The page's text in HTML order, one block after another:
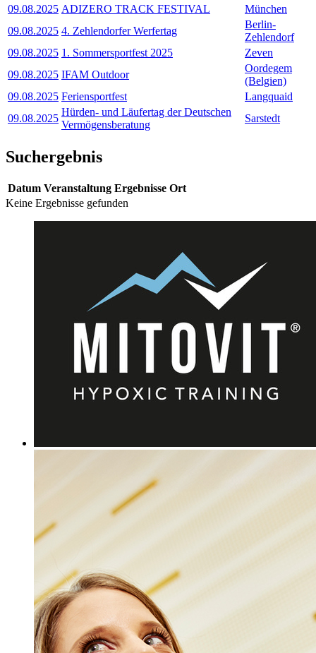
09.08.2025 ADIZERO TRACK FESTIVAL
München
09.08.2025 4. Zehlendorfer Werfertag
Berlin-
Zehlendorf
09.08.2025 1. Sommersportfest 2025
Zeven
09.08.2025 IFAM Outdoor
Oordegem
(Belgien)
09.08.2025 Feriensportfest
Langquaid
09.08.2025
Hürden- und Läufertag der Deutschen
Vermögensberatung
Sarstedt
Suchergebnis
Datum Veranstaltung Ergebnisse Ort
Keine Ergebnisse gefunden